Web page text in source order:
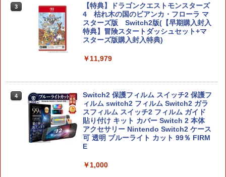
3
【特典】ドラゴンクエストモンスターズ
4 枯れ木の国のビアンカ・フローラ マ
スターズ版 Switch2版(【早期購入封入
特典】冒険スタートダッシュセット+マ
スターズ版購入封入特典)
￥11,979
4
Switch2 保護フィルム スイッチ2 保護フ
ィルム switch2 フィルム Switch2 ガラ
スフィルム スイッチ2 フィルム ガイド
貼り付け キット カバー Switch 2 本体
アクセサリー Nintendo Switch2 ケース
可 透明 ブルーライト カット 99％ FIRM
E
￥1,000